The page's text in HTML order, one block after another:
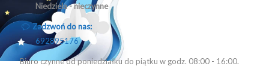
Niedziela - nieczynne
Zadzwoń do nas:
692895176
Biuro czynne od poniedziałku do piątku w godz. 08:00 - 16:00.